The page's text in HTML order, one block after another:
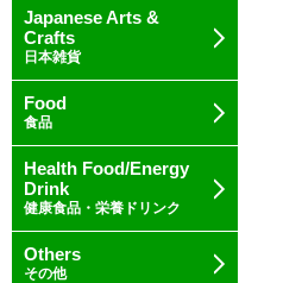
Japanese Arts &
Crafts
日本雑貨
Food
食品
Health Food/Energy
Drink
健康食品・栄養ドリンク
Others
その他